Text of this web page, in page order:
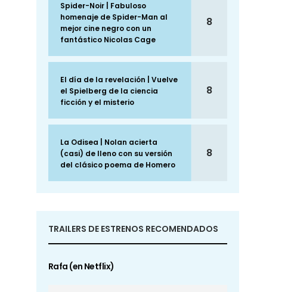
Spider-Noir | Fabuloso
homenaje de Spider-Man al
mejor cine negro con un
fantástico Nicolas Cage
8
El día de la revelación | Vuelve
el Spielberg de la ciencia
ficción y el misterio
8
La Odisea | Nolan acierta
(casi) de lleno con su versión
del clásico poema de Homero
8
TRAILERS DE ESTRENOS RECOMENDADOS
Rafa (en Netflix)